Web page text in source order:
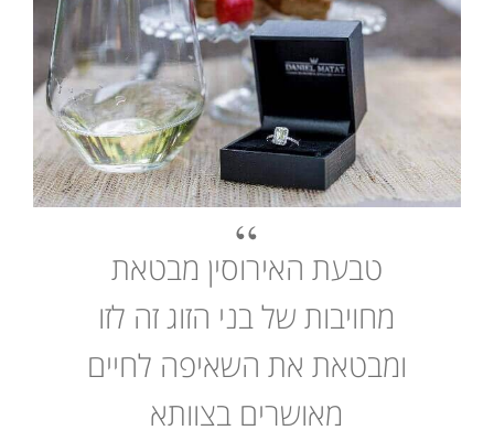
טבעת האירוסין מבטאת
מחויבות של בני הזוג זה לזו
ומבטאת את השאיפה לחיים
מאושרים בצוותא